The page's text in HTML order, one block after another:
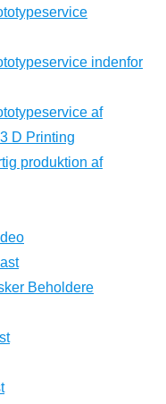
indenfor
af
D Printing
produktion af
Beholdere